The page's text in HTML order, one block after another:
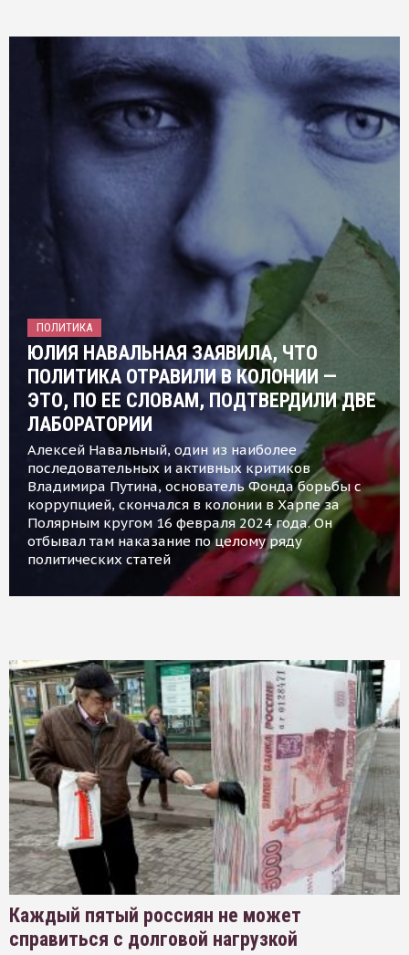
ПОЛИТИКА
ЮЛИЯ НАВАЛЬНАЯ ЗАЯВИЛА, ЧТО
ПОЛИТИКА ОТРАВИЛИ В КОЛОНИИ —
ЭТО, ПО ЕЕ СЛОВАМ, ПОДТВЕРДИЛИ ДВЕ
ЛАБОРАТОРИИ
Алексей Навальный, один из наиболее
последовательных и активных критиков
Владимира Путина, основатель Фонда борьбы с
коррупцией, скончался в колонии в Харпе за
Полярным кругом 16 февраля 2024 года. Он
отбывал там наказание по целому ряду
политических статей
Каждый пятый россиян не может
справиться с долговой нагрузкой